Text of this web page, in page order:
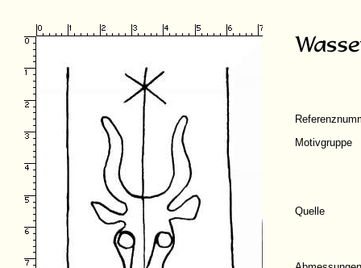
Motivgruppe
Quelle